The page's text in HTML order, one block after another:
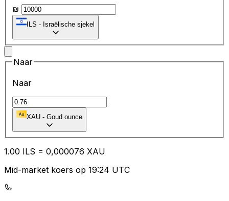
₪
ILS - Israëlische sjekel
Naar
Naar
XAU - Goud ounce
1.00 ILS = 0,000076 XAU
Mid-market koers op 19:24 UTC